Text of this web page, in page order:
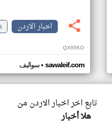
اخبار الاردن
QX65KO
سواليف• sawaleif.com
تابع اخر اخبار الاردن من
هلا أخبار